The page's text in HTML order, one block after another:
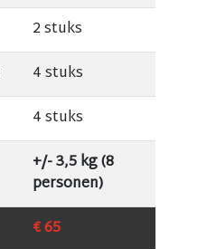
2 stuks
4 stuks
4 stuks
+/- 3,5 kg (8
personen)
€ 65